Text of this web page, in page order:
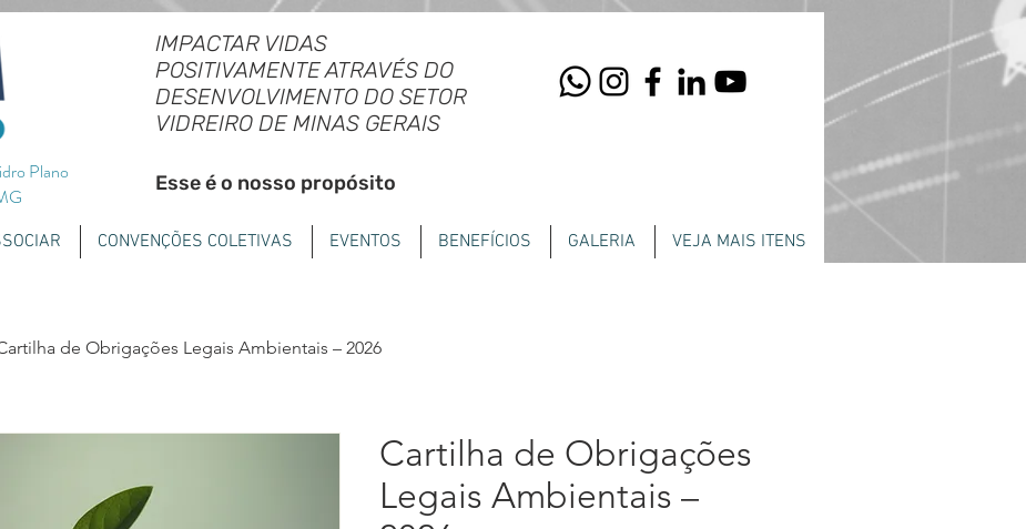
Plano
IMPACTAR VIDAS
POSITIVAMENTE ATRAVÉS DO
DESENVOLVIMENTO DO SETOR
VIDREIRO DE MINAS GERAIS
Esse é o nosso propósito
CONVENÇÕES COLETIVAS EVENTOS BENEFÍCIOS GALERIA VEJA MAIS ITENS
de Obrigações Legais Ambientais – 2026
Cartilha de Obrigações
Legais Ambientais –